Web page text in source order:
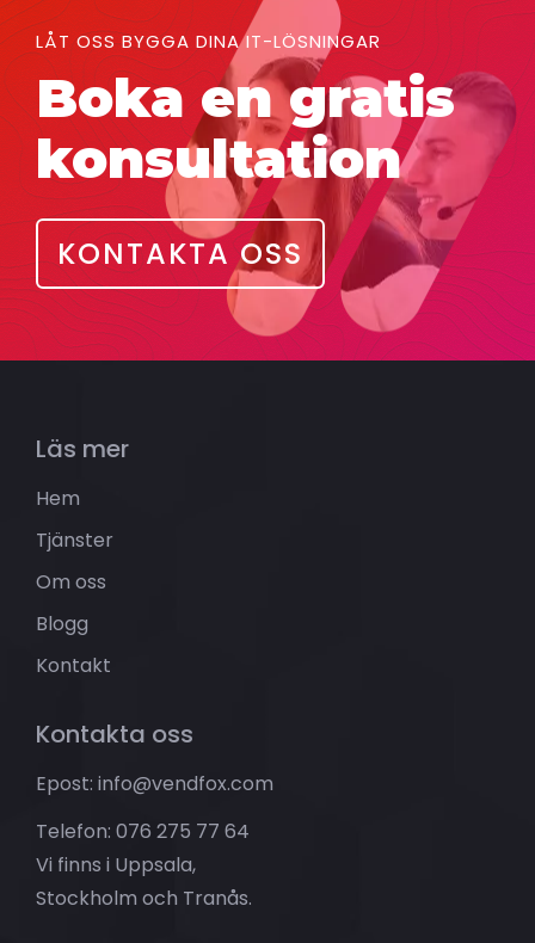
LÅT OSS BYGGA DINA IT-LÖSNINGAR
Boka en gratis
konsultation
KONTAKTA OSS
Läs mer
Hem
Tjänster
Om oss
Blogg
Kontakt
Kontakta oss
Epost: info@vendfox.com
Telefon: 076 275 77 64
Vi finns i Uppsala,
Stockholm och Tranås.